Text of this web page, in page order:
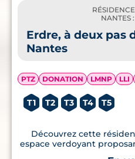
NANTES
Erdre, à deux pas
Nantes
PTZ DONATION LMNP LLI
T1 T2 T3 T4 T5
Découvrez cette
espace verdoyant
au T5 dans le